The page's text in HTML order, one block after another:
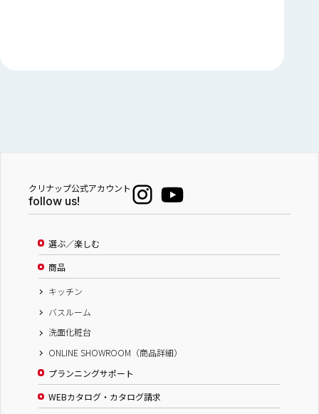
クリナップ公式アカウント
follow us!
選ぶ／楽しむ
商品
キッチン
バスルーム
洗面化粧台
ONLINE SHOWROOM（商品詳細）
プランニングサポート
WEBカタログ・カタログ請求